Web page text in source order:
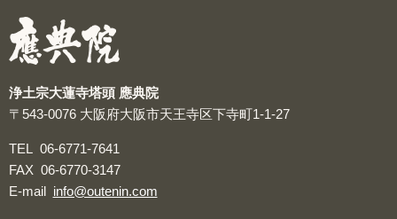
つぶやき
浄土宗大蓮寺塔頭 應典院
〒543-0076 大阪府大阪市天王寺区下寺町1-1-27
TEL 06-6771-7641
FAX 06-6770-3147
E-mail info@outenin.com